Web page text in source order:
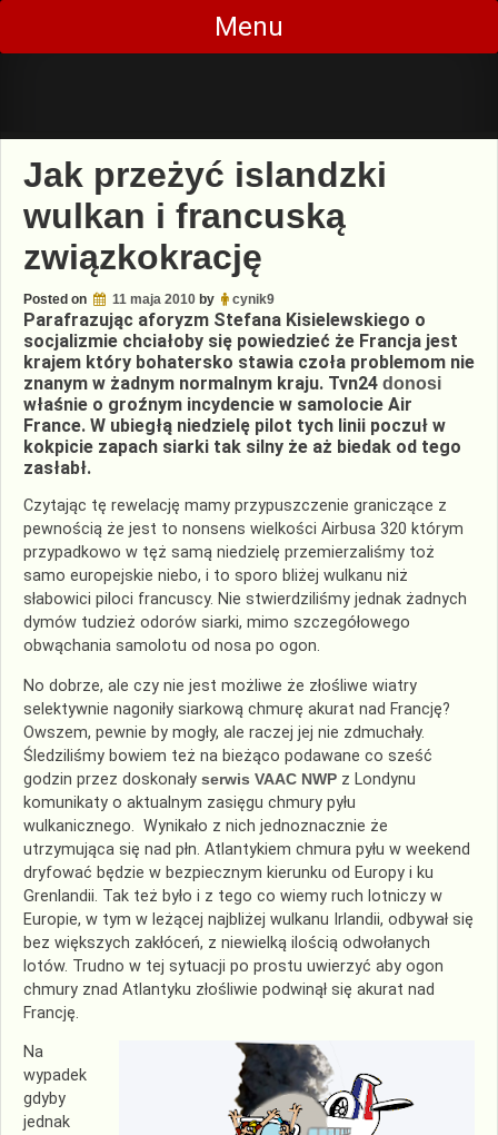
Skip
content
Menu
Jak przeżyć islandzki
wulkan i francuską
związkokrację
Posted on 11 maja 2010 by cynik9
Parafrazując aforyzm Stefana Kisielewskiego o
socjalizmie chciałoby się powiedzieć że Francja jest
krajem który bohatersko stawia czoła problemom nie
znanym w żadnym normalnym kraju. Tvn24 donosi
właśnie o groźnym incydencie w samolocie Air
France. W ubiegłą niedzielę pilot tych linii poczuł w
kokpicie zapach siarki tak silny że aż biedak od tego
zasłabł.
Czytając tę rewelację mamy przypuszczenie graniczące z
pewnością że jest to nonsens wielkości Airbusa 320 którym
przypadkowo w tęż samą niedzielę przemierzaliśmy toż
samo europejskie niebo, i to sporo bliżej wulkanu niż
słabowici piloci francuscy. Nie stwierdziliśmy jednak żadnych
dymów tudzież odorów siarki, mimo szczegółowego
obwąchania samolotu od nosa po ogon.
No dobrze, ale czy nie jest możliwe że złośliwe wiatry
selektywnie nagoniły siarkową chmurę akurat nad Francję?
Owszem, pewnie by mogły, ale raczej jej nie zdmuchały.
Śledziliśmy bowiem też na bieżąco podawane co sześć
godzin przez doskonały serwis VAAC NWP z Londynu
komunikaty o aktualnym zasięgu chmury pyłu
wulkanicznego. Wynikało z nich jednoznacznie że
utrzymująca się nad płn. Atlantykiem chmura pyłu w weekend
dryfować będzie w bezpiecznym kierunku od Europy i ku
Grenlandii. Tak też było i z tego co wiemy ruch lotniczy w
Europie, w tym w leżącej najbliżej wulkanu Irlandii, odbywał się
bez większych zakłóceń, z niewielką ilością odwołanych
lotów. Trudno w tej sytuacji po prostu uwierzyć aby ogon
chmury znad Atlantyku złośliwie podwinął się akurat nad
Francję.
Na
wypadek
gdyby
jednak